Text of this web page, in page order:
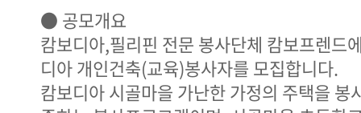
● 공모개요
캄보디아,필리핀 전문 봉사단체 캄보프렌드
디아 개인건축(교육)봉사자를 모집합니다.
캄보디아 시골마을 가난한 가정의 주택을 봉